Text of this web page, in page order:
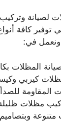
لصيانة
توفير كافة
ونعمل في:
المظلات
كيربي
المقاومة
مظلات ظليلة
وبتصاميم